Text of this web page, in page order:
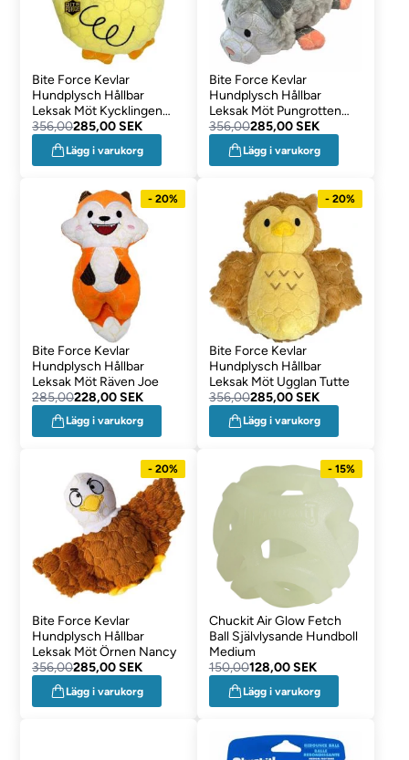
Bite Force Kevlar
Hundplysch Hållbar
Leksak Möt Kycklingen
Hans
356,00285,00 SEK
Lägg i varukorg
Bite Force Kevlar
Hundplysch Hållbar
Leksak Möt Pungrotten
Findus
356,00285,00 SEK
Lägg i varukorg
- 20%
Bite Force Kevlar
Hundplysch Hållbar
Leksak Möt Räven Joe
285,00228,00 SEK
Lägg i varukorg
- 20%
Bite Force Kevlar
Hundplysch Hållbar
Leksak Möt Ugglan Tutte
356,00285,00 SEK
Lägg i varukorg
- 20%
Bite Force Kevlar
Hundplysch Hållbar
Leksak Möt Örnen Nancy
356,00285,00 SEK
Lägg i varukorg
- 15%
Chuckit Air Glow Fetch
Ball Självlysande Hundboll
Medium
150,00128,00 SEK
Lägg i varukorg